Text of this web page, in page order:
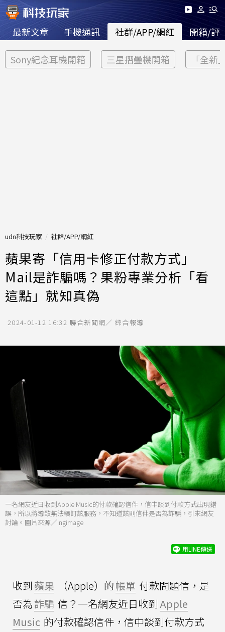
最新文章 手機通訊 社群/APP/網紅 開箱/評
Sony紀念耳機開箱 三星摺疊機開箱 「全新
udn科技玩家 社群/APP/網紅
蘋果寄「信用卡修正付款方式」
Mail是詐騙嗎？果粉專業分析「看
這點」就知真偽
2024-01-12 16:32 聯合新聞網／ 綜合報導
一名網友近日收到Apple Music的付款確認信件，信中談到付款方式出現錯
誤，所以將導致無法續訂該服務，不知道該則信件是否為詐騙，引來網友
討論。圖片來源／Ingimage
用LINE傳送
收到蘋果 （Apple）的帳單 付款問題信，是
否為詐騙 信？一名網友近日收到Apple
Music 的付款確認信件，信中談到付款方式